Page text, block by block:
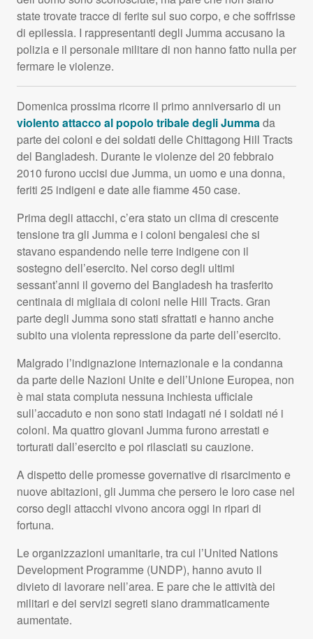
state trovate tracce di ferite sul suo corpo, e che soffrisse
di epilessia. I rappresentanti degli Jumma accusano la
polizia e il personale militare di non hanno fatto nulla per
fermare le violenze.
Domenica prossima ricorre il primo anniversario di un
violento attacco al popolo tribale degli Jummada
parte dei coloni e dei soldati delle Chittagong Hill Tracts
del Bangladesh. Durante le violenze del 20 febbraio
2010 furono uccisi due Jumma, un uomo e una donna,
feriti 25 indigeni e date alle fiamme 450 case.
Prima degli attacchi, c’era stato un clima di crescente
tensione tra gli Jumma e i coloni bengalesi che si
stavano espandendo nelle terre indigene con il
sostegno dell’esercito. Nel corso degli ultimi
sessant’anni il governo del Bangladesh ha trasferito
centinaia di migliaia di coloni nelle Hill Tracts. Gran
parte degli Jumma sono stati sfrattati e hanno anche
subito una violenta repressione da parte dell’esercito.
Malgrado l’indignazione internazionale e la condanna
da parte delle Nazioni Unite e dell’Unione Europea, non
è mai stata compiuta nessuna inchiesta ufficiale
sull’accaduto e non sono stati indagati né i soldati né i
coloni. Ma quattro giovani Jumma furono arrestati e
torturati dall’esercito e poi rilasciati su cauzione.
A dispetto delle promesse governative di risarcimento e
nuove abitazioni, gli Jumma che persero le loro case nel
corso degli attacchi vivono ancora oggi in ripari di
fortuna.
Le organizzazioni umanitarie, tra cui l’United Nations
Development Programme (UNDP), hanno avuto il
divieto di lavorare nell’area. E pare che le attività dei
militari e dei servizi segreti siano drammaticamente
aumentate.